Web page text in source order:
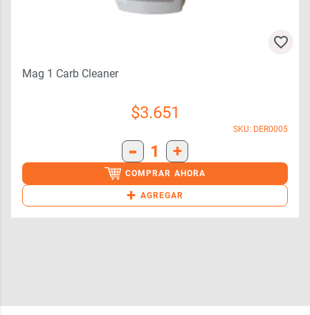
Mag 1 Carb Cleaner
$3.651
SKU: DER0005
- 1 +
COMPRAR AHORA
+ AGREGAR